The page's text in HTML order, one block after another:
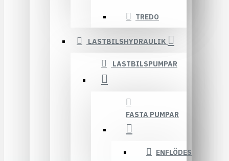
TREDO
LASTBILSHYDRAULIK
LASTBILSPUMPAR
FASTA PUMPAR
ENFLÖDES